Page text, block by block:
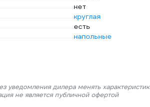
нет
круглая
есть
напольные
уведомления дилера менять
не является публичной офертой